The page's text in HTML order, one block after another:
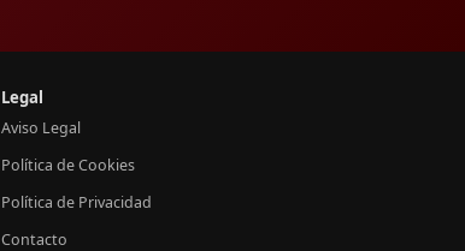
Legal
Aviso Legal
Política de Cookies
Política de Privacidad
Contacto